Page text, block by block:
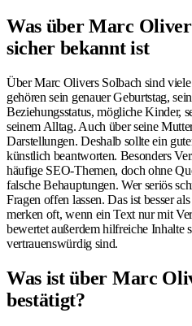
Was über Marc
sicher bekannt ist
Über Marc Olivers Solbach sind
gehören sein genauer Geburtstag,
Beziehungsstatus, mögliche Kinder,
seinem Alltag. Auch über seine
Darstellungen. Deshalb sollte ein
künstlich beantworten. Besonders
häufige SEO-Themen, doch ohne
falsche Behauptungen. Wer seriös
Fragen offen lassen. Das ist besser
merken oft, wenn ein Text nur mit
bewertet außerdem hilfreiche Inhalte
vertrauenswürdig sind.
Was ist über Marc
bestätigt?